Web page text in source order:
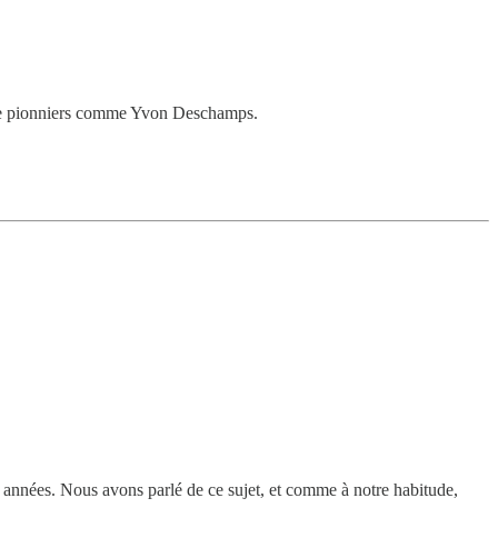
comme Yvon Deschamps.
Nous avons parlé de ce sujet, et comme à notre habitude,